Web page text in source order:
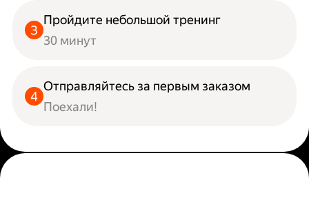
Пройдите небольшой тренинг
30 минут
Отправляйтесь за первым заказом
Поехали!